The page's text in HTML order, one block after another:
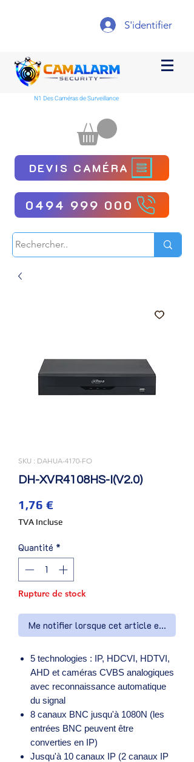
S'identifier
N1 Des Caméras de Surveillance
DEVIS CAMÉRA
0494 999 000
SKU : DAHUA-4170-FO
DH-XVR4108HS-I(V2.0)
1,76 €Prix
TVA Incluse
Quantité *
Rupture de stock
Me notifier lorsque cet article est
5 technologies : IP, HDCVI, HDTVI,
AHD et caméras CVBS analogiques
avec reconnaissance automatique
du signal
8 canaux BNC jusqu'à 1080N (les
entrées BNC peuvent être
converties en IP)
Jusqu'à 10 canaux IP (2 canaux IP